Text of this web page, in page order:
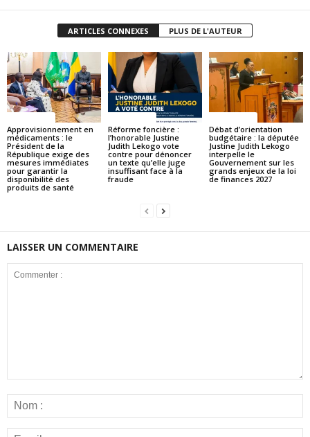
ARTICLES CONNEXES PLUS DE L'AUTEUR
Approvisionnement en
médicaments : le
Président de la
République exige des
mesures immédiates
pour garantir la
disponibilité des
produits de santé
Réforme foncière :
l’honorable Justine
Judith Lekogo vote
contre pour dénoncer
un texte qu’elle juge
insuffisant face à la
fraude
Débat d’orientation
budgétaire : la députée
Justine Judith Lekogo
interpelle le
Gouvernement sur les
grands enjeux de la loi
de finances 2027
LAISSER UN COMMENTAIRE